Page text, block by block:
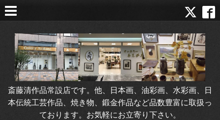
斎藤清作品常設店です。他、日本画、油彩画、水彩画、日
本伝統工芸作品、焼き物、鍛金作品など品数豊富に取扱っ
ております。お気軽にお立寄り下さい。